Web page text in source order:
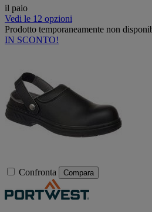
il paio
Vedi le 12 opzioni
Prodotto temporaneamente non
IN SCONTO!
Confronta Compara